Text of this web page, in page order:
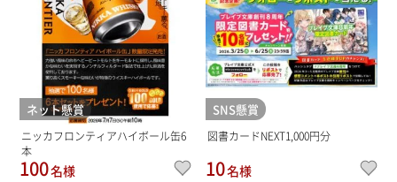
ネット懸賞
ニッカフロンティアハイボール缶6
本
100名様
SNS懸賞
図書カードNEXT1,000円分
10名様